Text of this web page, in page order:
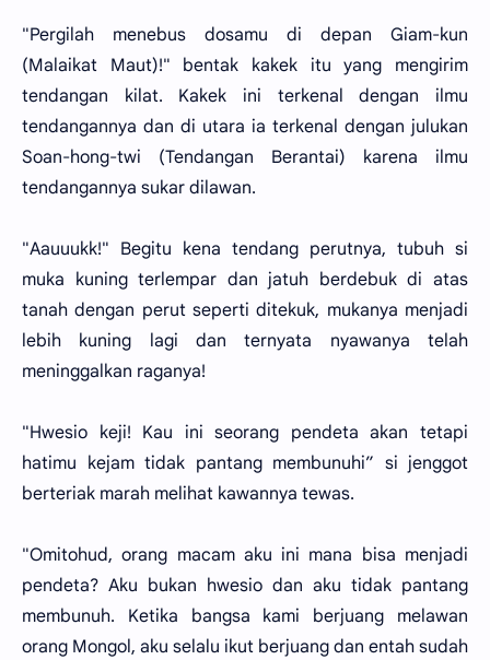
"Pergilah menebus dosamu di depan Giam-kun
(Malaikat Maut)!" bentak kakek itu yang mengirim
tendangan kilat. Kakek ini terkenal dengan ilmu
tendangannya dan di utara ia terkenal dengan julukan
Soan-hong-twi (Tendangan Berantai) karena ilmu
tendangannya sukar dilawan.
"Aauuukk!" Begitu kena tendang perutnya, tubuh si
muka kuning terlempar dan jatuh berdebuk di atas
tanah dengan perut seperti ditekuk, mukanya menjadi
lebih kuning lagi dan ternyata nyawanya telah
meninggalkan raganya!
"Hwesio keji! Kau ini seorang pendeta akan tetapi
hatimu kejam tidak pantang membunuhi” si jenggot
berteriak marah melihat kawannya tewas.
"Omitohud, orang macam aku ini mana bisa menjadi
pendeta? Aku bukan hwesio dan aku tidak pantang
membunuh. Ketika bangsa kami berjuang melawan
orang Mongol, aku selalu ikut berjuang dan entah sudah